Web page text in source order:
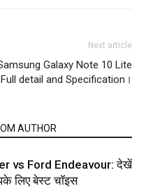
Next article
Galaxy Note 10 Lite
Full detail and Specification।
AUTHOR
vs Ford Endeavour: देखें
लिए बेस्ट चॉइस